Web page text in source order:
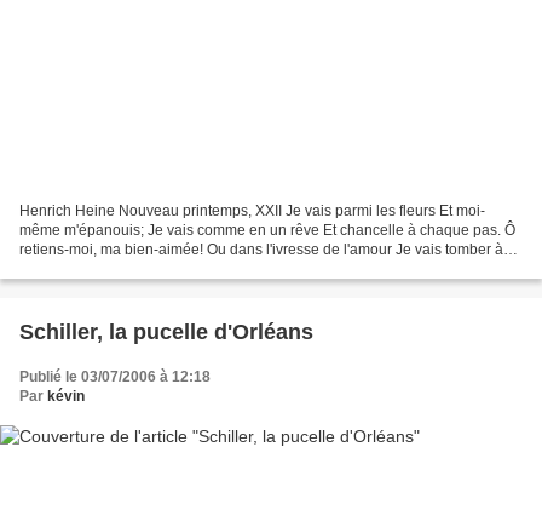
Henrich Heine Nouveau printemps, XXII Je vais parmi les fleurs Et moi-
même m'épanouis; Je vais comme en un rêve Et chancelle à chaque pas. Ô
retiens-moi, ma bien-aimée! Ou dans l'ivresse de l'amour Je vais tomber à
Schiller, la pucelle d'Orléans
Publié le 03/07/2006 à 12:18
Par kévin